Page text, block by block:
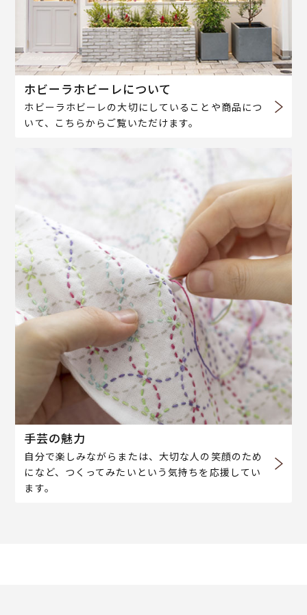
ホビーラホビーレについて
ホビーラホビーレの大切にしていることや商品につ
いて、こちらからご覧いただけます。
手芸の魅力
自分で楽しみながらまたは、大切な人の笑顔のため
になど、つくってみたいという気持ちを応援してい
ます。